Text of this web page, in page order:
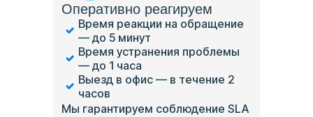
Оперативно реагируем
Время реакции на обращение
— до 5 минут
Время устранения проблемы
— до 1 часа
Выезд в офис — в течение 2
часов
Мы гарантируем соблюдение SLA